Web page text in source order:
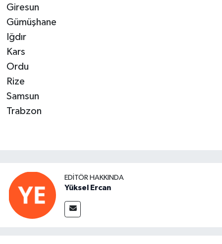
Giresun
Gümüşhane
Iğdır
Kars
Ordu
Rize
Samsun
Trabzon
EDITÖR HAKKINDA
Yüksel Ercan